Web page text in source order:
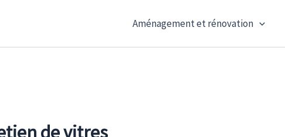
Aménagement et rénovation
de vitres